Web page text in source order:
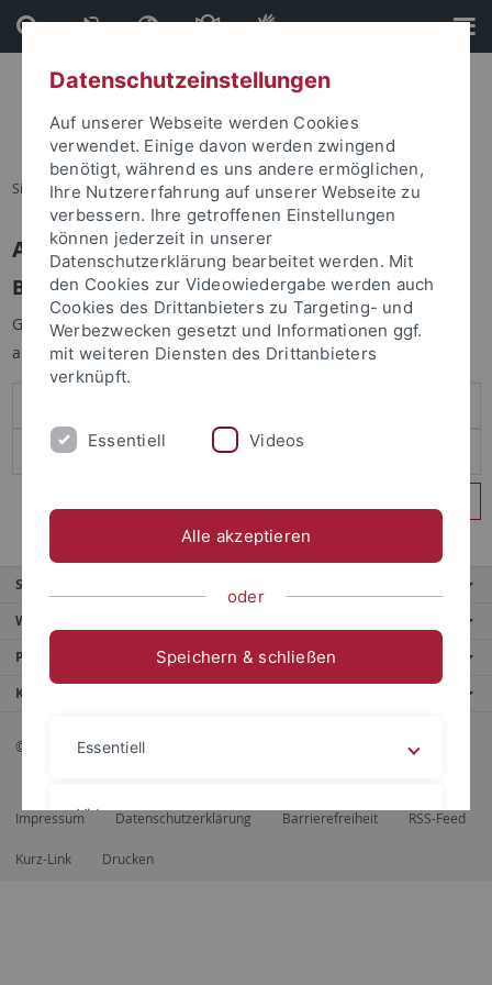
Direkt
zum
Inhalt
Direkt
zur
Fußleiste
Sie sind hier: Startseite
Anmelden
Benutzeranmeldung
Geben Sie Ihren Benutzernamen und Ihr Passwort an um sich
anzumelden:
Service
Weitere Angebote
Portale
Kontaktinfo
© 2026 Eberhard Karls Universität Tübingen, Tübingen
Impressum Datenschutzerklärung Barrierefreiheit RSS-Feed
Kurz-Link Drucken
Datenschutzeinstellungen
Auf unserer Webseite werden Cookies
verwendet. Einige davon werden zwingend
benötigt, während es uns andere ermöglichen,
Ihre Nutzererfahrung auf unserer Webseite zu
verbessern. Ihre getroffenen Einstellungen
können jederzeit in unserer
Datenschutzerklärung bearbeitet werden. Mit
den Cookies zur Videowiedergabe werden auch
Cookies des Drittanbieters zu Targeting- und
Werbezwecken gesetzt und Informationen ggf.
mit weiteren Diensten des Drittanbieters
verknüpft.
Essentiell Videos
Alle akzeptieren
oder
Speichern & schließen
Essentiell
Videos